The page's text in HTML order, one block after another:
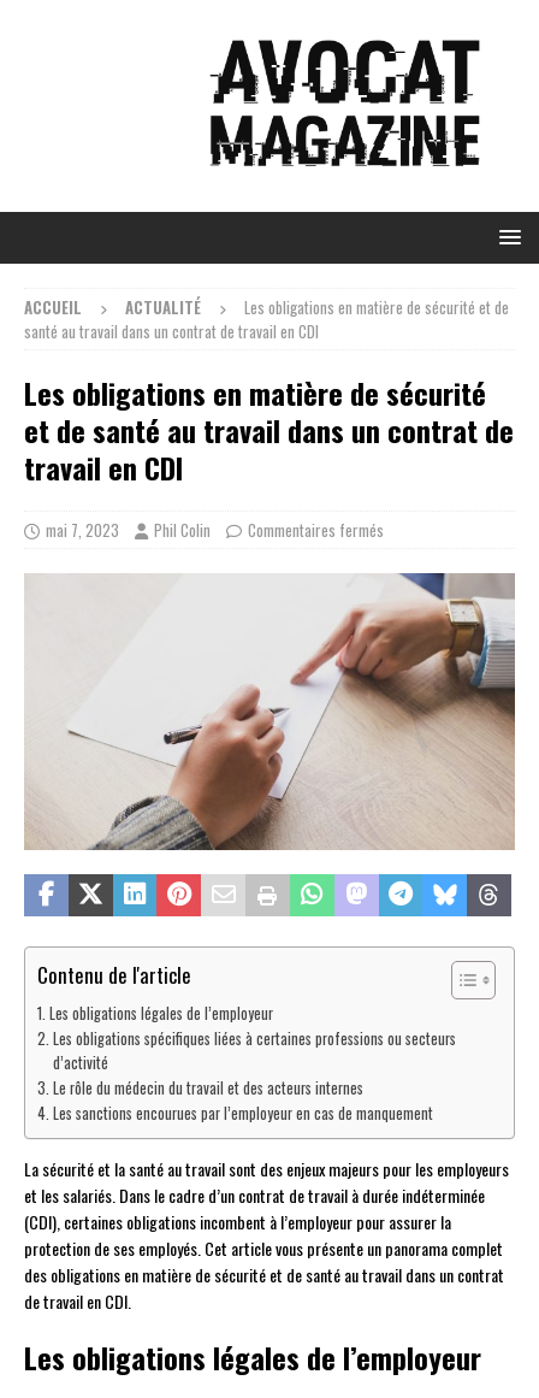
ACCUEIL ACTUALITÉ
Les obligations en matière de sécurité et de
santé au travail dans un contrat de travail en CDI
Les obligations en matière de sécurité
et de santé au travail dans un contrat de
travail en CDI
mai 7, 2023 Phil Colin Commentaires fermés
Contenu de l'article
Les obligations légales de l’employeur
Les obligations spécifiques liées à certaines professions ou secteurs
d’activité
Le rôle du médecin du travail et des acteurs internes
Les sanctions encourues par l’employeur en cas de manquement
La sécurité et la santé au travail sont des enjeux majeurs pour les employeurs
et les salariés. Dans le cadre d’un contrat de travail à durée indéterminée
(CDI), certaines obligations incombent à l’employeur pour assurer la
protection de ses employés. Cet article vous présente un panorama complet
des obligations en matière de sécurité et de santé au travail dans un contrat
de travail en CDI.
Les obligations légales de l’employeur